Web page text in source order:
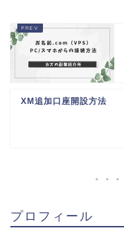
XM追加口座開設方法
プロフィール